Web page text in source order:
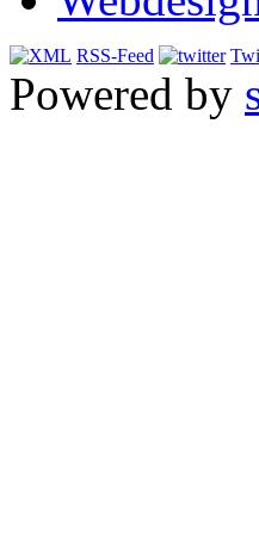
RSS-Feed
Powered by